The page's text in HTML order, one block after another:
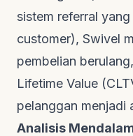
sistem referral
customer), Swivel
pembelian
Lifetime Value
pelanggan menjadi
Analisis